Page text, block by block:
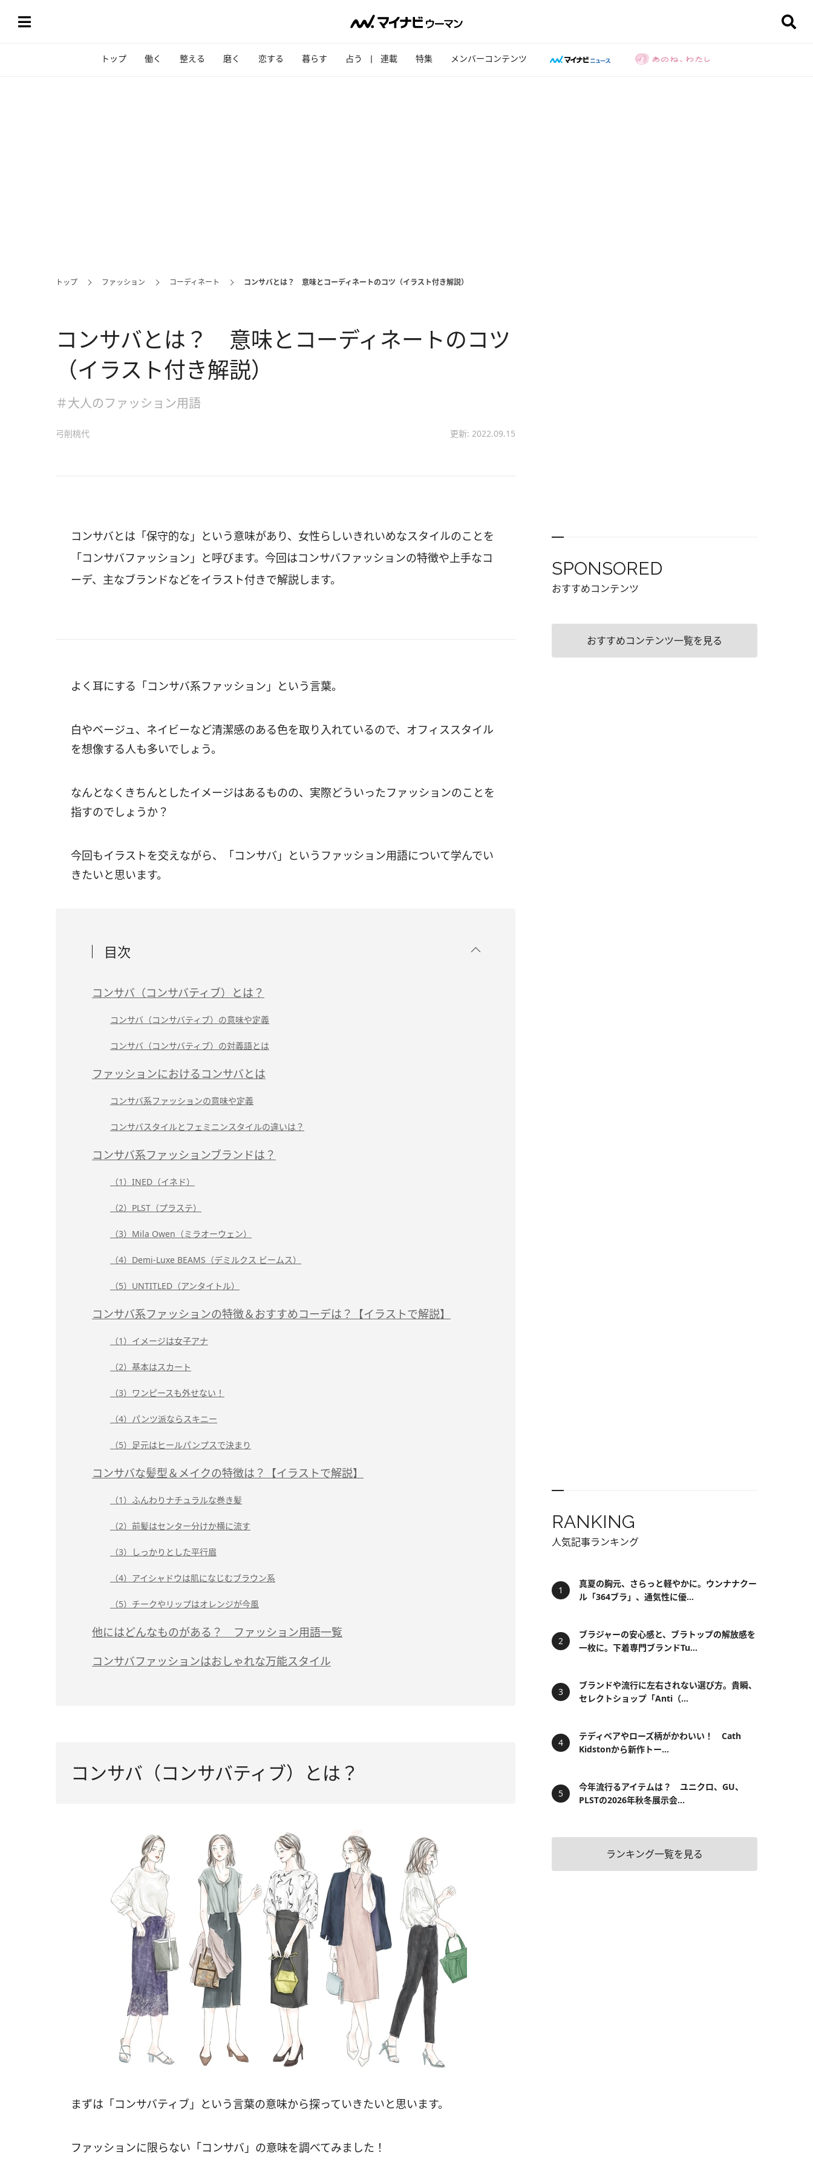
トップ 働く 整える 磨く 恋する 暮らす 占う 連載 特集 メンバーコンテンツ
トップ ファッション コーディネート コンサバとは？ 意味とコーディネートのコツ（イラスト付き解説）
コンサバとは？ 意味とコーディネートのコツ
（イラスト付き解説）
＃大人のファッション用語
弓削桃代 更新: 2022.09.15
コンサバとは「保守的な」という意味があり、女性らしいきれいめなスタイルのことを
「コンサバファッション」と呼びます。今回はコンサバファッションの特徴や上手なコ
ーデ、主なブランドなどをイラスト付きで解説します。
よく耳にする「コンサバ系ファッション」という言葉。
白やベージュ、ネイビーなど清潔感のある色を取り入れているので、オフィススタイル
を想像する人も多いでしょう。
なんとなくきちんとしたイメージはあるものの、実際どういったファッションのことを
指すのでしょうか？
今回もイラストを交えながら、「コンサバ」というファッション用語について学んでい
きたいと思います。
目次
コンサバ（コンサバティブ）とは？
コンサバ（コンサバティブ）の意味や定義
コンサバ（コンサバティブ）の対義語とは
ファッションにおけるコンサバとは
コンサバ系ファッションの意味や定義
コンサバスタイルとフェミニンスタイルの違いは？
コンサバ系ファッションブランドは？
（1）INED（イネド）
（2）PLST（プラステ）
（3）Mila Owen（ミラオーウェン）
（4）Demi-Luxe BEAMS（デミルクス ビームス）
（5）UNTITLED（アンタイトル）
コンサバ系ファッションの特徴＆おすすめコーデは？【イラストで解説】
（1）イメージは女子アナ
（2）基本はスカート
（3）ワンピースも外せない！
（4）パンツ派ならスキニー
（5）足元はヒールパンプスで決まり
コンサバな髪型＆メイクの特徴は？【イラストで解説】
（1）ふんわりナチュラルな巻き髪
（2）前髪はセンター分けか横に流す
（3）しっかりとした平行眉
（4）アイシャドウは肌になじむブラウン系
（5）チークやリップはオレンジが今風
他にはどんなものがある？ ファッション用語一覧
コンサバファッションはおしゃれな万能スタイル
コンサバ（コンサバティブ）とは？
まずは「コンサバティブ」という言葉の意味から探っていきたいと思います。
ファッションに限らない「コンサバ」の意味を調べてみました！
SPONSORED
おすすめコンテンツ
おすすめコンテンツ一覧を見る
RANKING
人気記事ランキング
真夏の胸元、さらっと軽やかに。ウンナナクー
ル「364ブラ」、通気性に優...
ブラジャーの安心感と、ブラトップの解放感を
一枚に。下着専門ブランドTu...
ブランドや流行に左右されない選び方。貴瞬、
セレクトショップ「Anti（...
テディベアやローズ柄がかわいい！ Cath
Kidstonから新作トー...
今年流行るアイテムは？ ユニクロ、GU、
PLSTの2026年秋冬展示会...
ランキング一覧を見る